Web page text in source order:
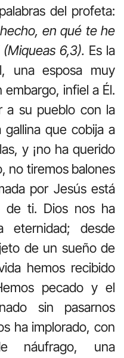
del profeta:
en qué te he
6,3). Es la
una esposa muy
embargo, infiel a Él.
a su pueblo con la
que cobija a
y ¡no ha querido
no tiremos balones
por Jesús está
ti. Dios nos ha
eternidad; desde
de un sueño de
hemos recibido
pecado y el
sin pasarnos
ha implorado, con
náufrago, una